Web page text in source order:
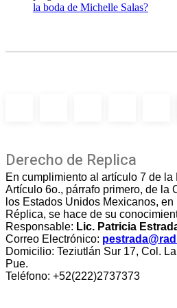
la boda de Michelle Salas?
Derecho de Replica
En cumplimiento al artículo 7 de la
Artículo 6o., párrafo primero, de la
los Estados Unidos Mexicanos,
Réplica, se hace de su
Responsable: Lic. Patricia
Correo Electrónico:
Domicilio: Teziutlán Sur 17, Col.
Pue.
Teléfono: +52(222)2737373